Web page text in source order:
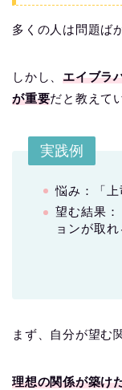
多くの人は問題ば
しかし、エイブラ
が重要だと教えて
実践例
悩み：「上
望む結果
ョンが取れ
まず、自分が望む
理想の関係が築け